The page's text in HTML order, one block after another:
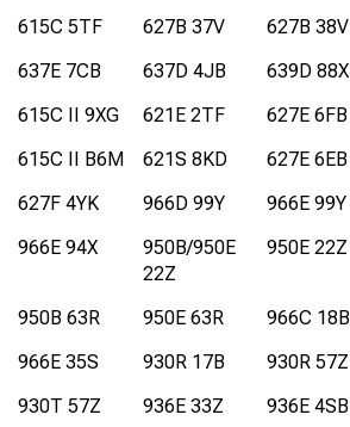
615C 5TF
627B 37V 627B 38V
637E 7CB
637D 4JB 639D 88X
615C II 9XG
621E 2TF 627E 6FB
615C II B6M
621S 8KD 627E 6EB
627F 4YK
966D 99Y 966E 99Y
966E 94X
950B/950E
22Z
950E 22Z
950B 63R 950E 63R 966C 18B
966E 35S
930R 17B 930R 57Z
930T 57Z
936E 33Z 936E 4SB